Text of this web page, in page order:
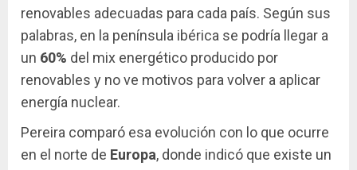
renovables adecuadas para cada país. Según sus
palabras, en la península ibérica se podría llegar a
un 60% del mix energético producido por
renovables y no ve motivos para volver a aplicar
energía nuclear.
Pereira comparó esa evolución con lo que ocurre
en el norte de Europa, donde indicó que existe un